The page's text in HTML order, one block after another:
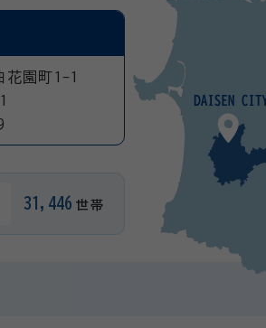
花園町1-1
31,446 世帯